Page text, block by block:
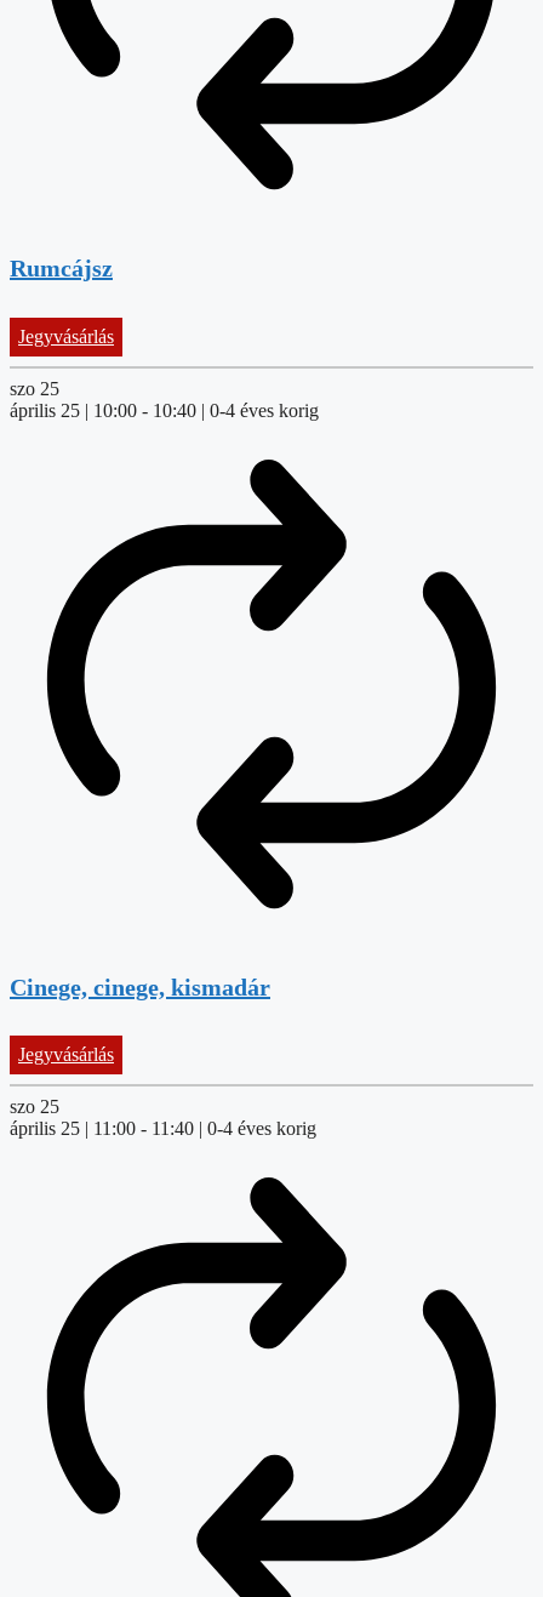
Jegyvásárlás
Rumcájsz
szo 25
Jegyvásárlás
április 25 | 10:00 - 10:40 | 0-4 éves korig
Cinege, cinege, kismadár
szo 25
április 25 | 11:00 - 11:40 | 0-4 éves korig